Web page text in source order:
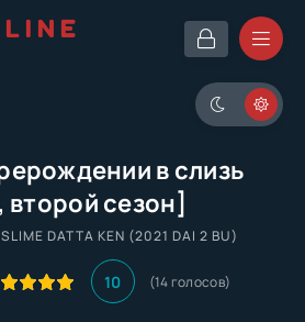
в слизь
второй сезон]
DATTA KEN (2021 DAI 2 BU)
10 (14голосов)